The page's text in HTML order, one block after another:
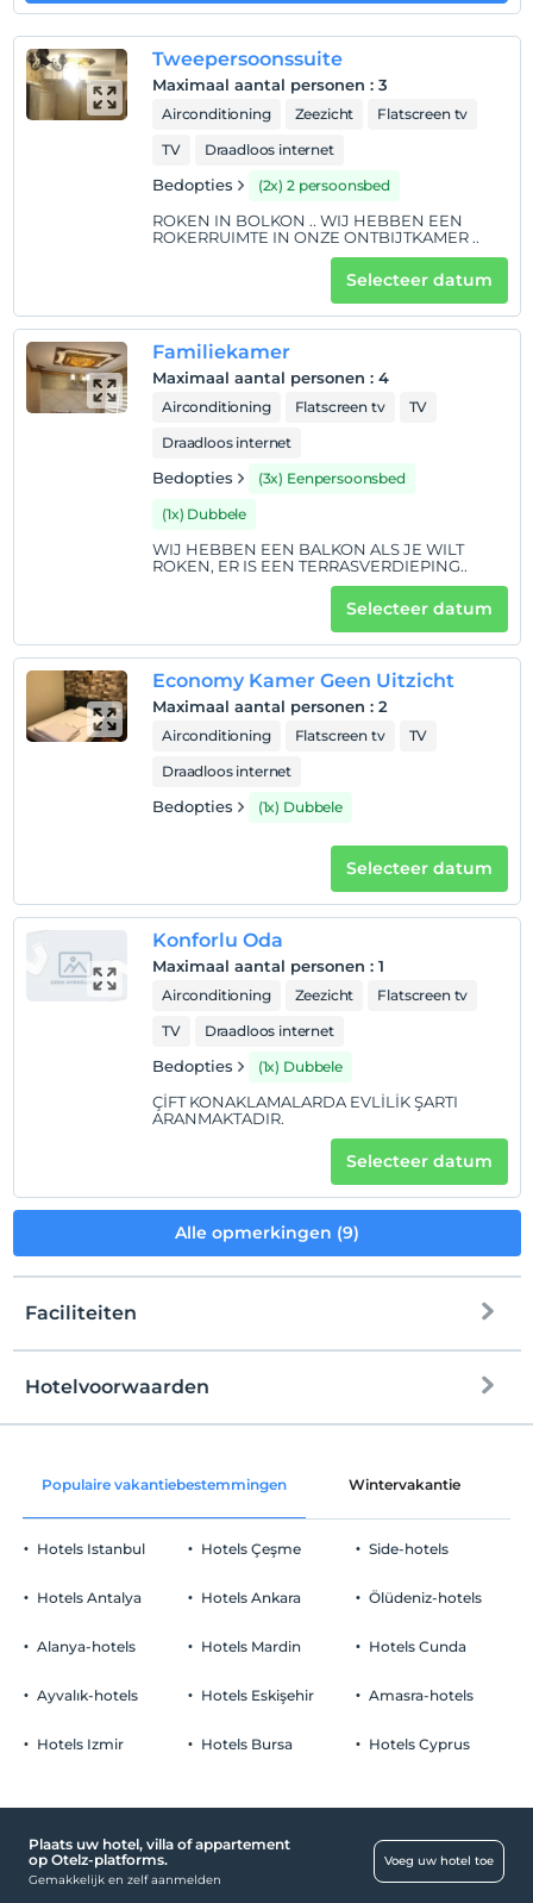
Toon op kaart
Hotelvoorwaarden
Huisdieren niet toegestaan
roken
rookvrije kamers
1 kind(eren) tot de leeftijd van 6 per kamer
wordt/worden niet in rekening gebracht
Tweepersoonssuite
Maximaal aantal personen : 3
Airconditioning Zeezicht
Flatscreen tv
TV
Draadloos internet
Bedopties (2x) 2 persoonsbed
ROKEN IN BOLKON .. WIJ HEBBEN EEN
ROKERRUIMTE IN ONZE ONTBIJTKAMER ..
Selecteer datum
Familiekamer
Maximaal aantal personen : 4
Airconditioning Flatscreen tv
TV
Draadloos internet
Bedopties
(3x) Eenpersoonsbed
(1x) Dubbele
WIJ HEBBEN EEN BALKON ALS JE WILT
ROKEN, ER IS EEN TERRASVERDIEPING..
Selecteer datum
Economy Kamer Geen Uitzicht
Maximaal aantal personen : 2
Airconditioning Flatscreen tv
TV
Draadloos internet
Bedopties (1x) Dubbele
Selecteer datum
Konforlu Oda
Maximaal aantal personen : 1
Airconditioning Zeezicht
Flatscreen tv
TV
Draadloos internet
Bedopties (1x) Dubbele
ÇİFT KONAKLAMALARDA EVLİLİK ŞARTI
ARANMAKTADIR.
Selecteer datum
Alle opmerkingen (9)
Faciliteiten
Gemeenschappelijke ruimtes en alle
Parkeerplaats
Vrij Openbare parkeerplaats
Eten & Drinken
Ontbijtkamer
Hotelvoorwaarden
Check in
Uitchecken
Voor 12:00
huisdier
Baby's jonger dan 2 worden niet in rekening gebracht
Populaire vakantiebestemmingen Wintervakantie
Hotels Istanbul
Hotels Antalya
Alanya-hotels
Ayvalık-hotels
Hotels Izmir
Hotels Çeşme
Hotels Ankara
Hotels Mardin
Hotels Eskişehir
Hotels Bursa
Side-hotels
Ölüdeniz-hotels
Hotels Cunda
Amasra-hotels
Hotels Cyprus
Plaats uw hotel, villa of appartement
op Otelz-platforms.
Gemakkelijk en zelf aanmelden
Voeg uw hotel toe